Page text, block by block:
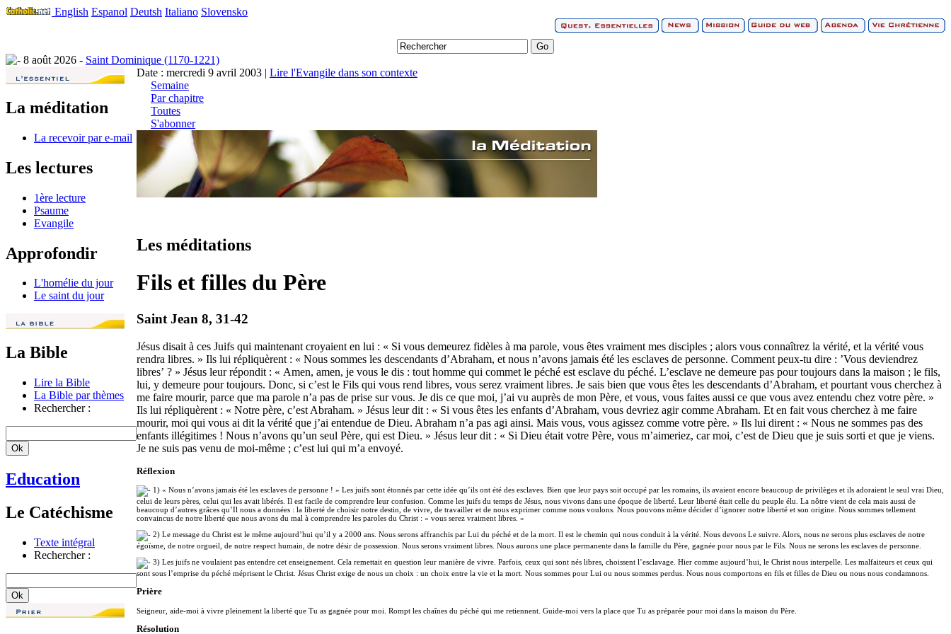
English Espanol Deutsh Italiano Slovensko
8 août 2026 - Saint Dominique (1170-1221)
La méditation
La recevoir par e-mail
Les lectures
1ère lecture
Psaume
Evangile
Approfondir
L'homélie du jour
Le saint du jour
La Bible
Lire la Bible
La Bible par thèmes
Rechercher :
Education
Le Catéchisme
Texte intégral
Rechercher :
Date : mercredi 9 avril 2003 | Lire l'Evangile dans son contexte
Semaine
Par chapitre
Toutes
S'abonner
Les méditations
Fils et filles du Père
Saint Jean 8, 31-42
Jésus disait à ces Juifs qui maintenant croyaient en lui : « Si vous demeurez fidèles à ma parole, vous êtes vraiment mes disciples ; alors vous connaîtrez la vérité, et la vérité vous
rendra libres. » Ils lui répliquèrent : « Nous sommes les descendants d’Abraham, et nous n’avons jamais été les esclaves de personne. Comment peux-tu dire : ’Vous deviendrez
libres’ ? » Jésus leur répondit : « Amen, amen, je vous le dis : tout homme qui commet le péché est esclave du péché. L’esclave ne demeure pas pour toujours dans la maison ; le fils,
lui, y demeure pour toujours. Donc, si c’est le Fils qui vous rend libres, vous serez vraiment libres. Je sais bien que vous êtes les descendants d’Abraham, et pourtant vous cherchez à
me faire mourir, parce que ma parole n’a pas de prise sur vous. Je dis ce que moi, j’ai vu auprès de mon Père, et vous, vous faites aussi ce que vous avez entendu chez votre père. »
Ils lui répliquèrent : « Notre père, c’est Abraham. » Jésus leur dit : « Si vous êtes les enfants d’Abraham, vous devriez agir comme Abraham. Et en fait vous cherchez à me faire
mourir, moi qui vous ai dit la vérité que j’ai entendue de Dieu. Abraham n’a pas agi ainsi. Mais vous, vous agissez comme votre père. » Ils lui dirent : « Nous ne sommes pas des
enfants illégitimes ! Nous n’avons qu’un seul Père, qui est Dieu. » Jésus leur dit : « Si Dieu était votre Père, vous m’aimeriez, car moi, c’est de Dieu que je suis sorti et que je viens.
Je ne suis pas venu de moi-même ; c’est lui qui m’a envoyé.
Réflexion
1) « Nous n’avons jamais été les esclaves de personne ! » Les juifs sont étonnés par cette idée qu’ils ont été des esclaves. Bien que leur pays soit occupé par les romains, ils avaient encore beaucoup de privilèges et ils adoraient le seul vrai Dieu,
celui de leurs pères, celui qui les avait libérés. Il est facile de comprendre leur confusion. Comme les juifs du temps de Jésus, nous vivons dans une époque de liberté. Leur liberté était celle du peuple élu. La nôtre vient de cela mais aussi de
beaucoup d’autres grâces qu’Il nous a données : la liberté de choisir notre destin, de vivre, de travailler et de nous exprimer comme nous voulons. Nous pouvons même décider d’ignorer notre liberté et son origine. Nous sommes tellement
convaincus de notre liberté que nous avons du mal à comprendre les paroles du Christ : « vous serez vraiment libres. »
2) Le message du Christ est le même aujourd’hui qu’il y a 2000 ans. Nous serons affranchis par Lui du péché et de la mort. Il est le chemin qui nous conduit à la vérité. Nous devons Le suivre. Alors, nous ne serons plus esclaves de notre
égoïsme, de notre orgueil, de notre respect humain, de notre désir de possession. Nous serons vraiment libres. Nous aurons une place permanente dans la famille du Père, gagnée pour nous par le Fils. Nous ne serons les esclaves de personne.
3) Les juifs ne voulaient pas entendre cet enseignement. Cela remettait en question leur manière de vivre. Parfois, ceux qui sont nés libres, choissent l’esclavage. Hier comme aujourd’hui, le Christ nous interpelle. Les malfaiteurs et ceux qui
sont sous l’emprise du péché méprisent le Christ. Jésus Christ exige de nous un choix : un choix entre la vie et la mort. Nous sommes pour Lui ou nous sommes perdus. Nous nous comportons en fils et filles de Dieu ou nous nous condamnons.
Prière
Seigneur, aide-moi à vivre pleinement la liberté que Tu as gagnée pour moi. Rompt les chaînes du péché qui me retiennent. Guide-moi vers la place que Tu as préparée pour moi dans la maison du Père.
Résolution